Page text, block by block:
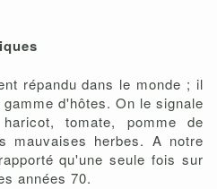
répandu dans le monde ; il
d'hôtes. On le signale
tomate, pomme de
mauvaises herbes. A notre
qu'une seule fois sur
années 70.